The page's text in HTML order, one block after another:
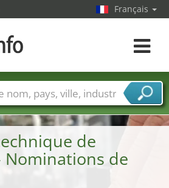
de
de
Français
Toggle
Villes
Secteurs de foire
de services